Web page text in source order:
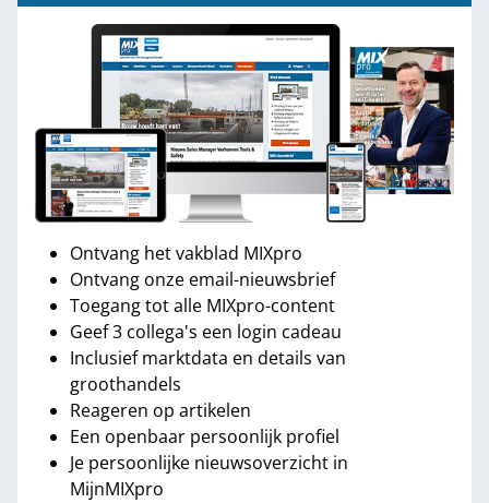
Ontvang het vakblad MIXpro
Ontvang onze email-nieuwsbrief
Toegang tot alle MIXpro-content
Geef 3 collega's een login cadeau
Inclusief marktdata en details van
groothandels
Reageren op artikelen
Een openbaar persoonlijk profiel
Je persoonlijke nieuwsoverzicht in
MijnMIXpro